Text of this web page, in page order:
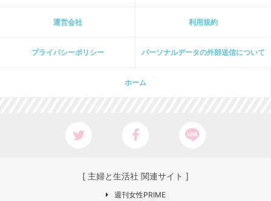
運営会社 利用規約
プライパシーポリシー パーソナルデータの外部送信について
ホーム
[ 主婦と生活社 関連サイト ]
週刊女性PRIME